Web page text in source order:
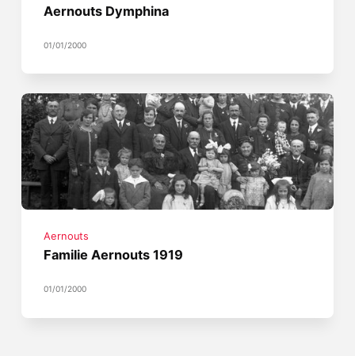
Aernouts Dymphina
01/01/2000
Aernouts
Familie Aernouts 1919
01/01/2000